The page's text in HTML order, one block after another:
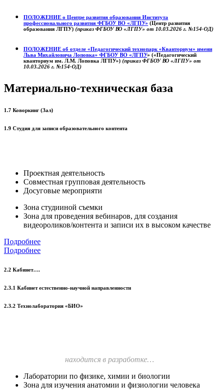
ПОЛОЖЕНИЕ о Центре развития образования Института
профессионального развития ФГБОУ ВО «ЛГПУ» (Центр развития
образования ЛГПУ) (приказ ФГБОУ ВО «ЛГПУ» от 10.03.2026 г. №154-ОД)
ПОЛОЖЕНИЕ об отделе «Педагогический технопарк «Кванториум» имени
Льва Михайловича Лоповка» ФГБОУ ВО «ЛГПУ» («Педагогический
кванториум им. Л.М. Лоповка ЛГПУ») (приказ ФГБОУ ВО «ЛГПУ» от
10.03.2026 г. №154-ОД)
Материально-техническая база
1.7 Коворкинг (Зал)
1.9 Студия для записи образовательного контента
Проектная деятельность
Совместная групповая деятельность
Досуговые мероприяти
Зона студииной съемки
Зона для проведения вебинаров, для создания
видеороликов/контента и записи их в высоком качестве
Подробнее
Подробнее
2.2 Кабинет….
2.3.1 Кабинет естественно-научной направленности
2.3.2 Технолаборатория «БИО»
находится в разработке…
Лаборатории по физике, химии и биологии
Зона для изучения анатомии и физиологии человека